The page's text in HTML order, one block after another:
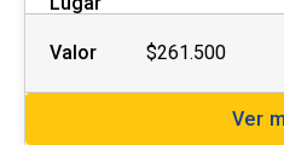
Valor $261.500
Ver